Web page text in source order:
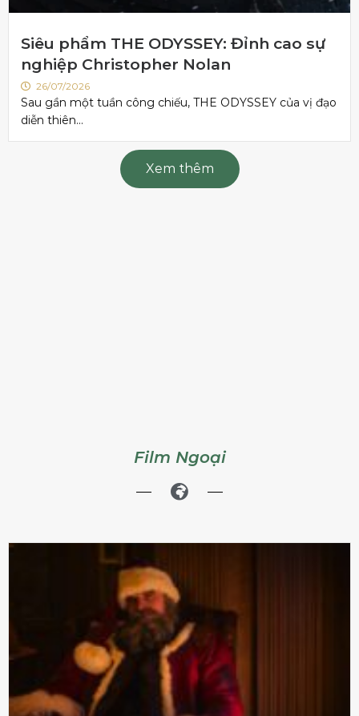
Siêu phẩm THE ODYSSEY: Đỉnh cao sự
nghiệp Christopher Nolan
26/07/2026
Sau gần một tuần công chiếu, THE ODYSSEY của vị đạo
diễn thiên...
Xem thêm
Film Ngoại